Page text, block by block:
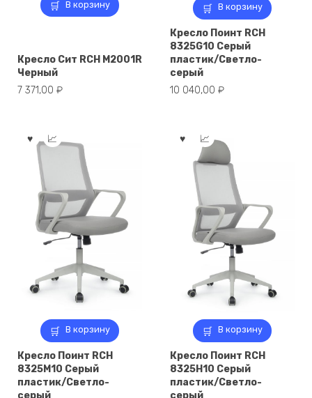
В корзину
Кресло Сит RCH M2001R
Черный
7 371,00 ₽
В корзину
Кресло Поинт RCH
8325G10 Серый
пластик/Светло-
серый
10 040,00 ₽
В корзину
Кресло Поинт RCH
8325M10 Серый
пластик/Светло-
серый
В корзину
Кресло Поинт RCH
8325H10 Серый
пластик/Светло-
серый